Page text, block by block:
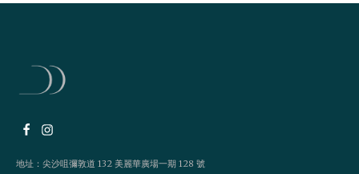
地址：尖沙咀彌敦道 132 美麗華廣場一期 128 號